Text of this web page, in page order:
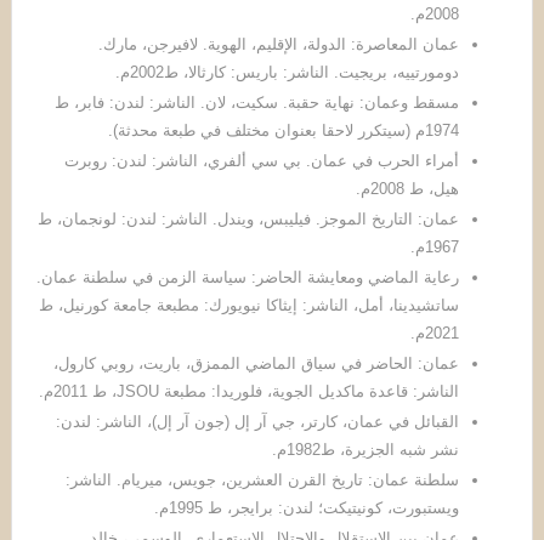
2008م.
عمان المعاصرة: الدولة، الإقليم، الهوية. لافيرجن، مارك.
دومورتييه، بريجيت. الناشر: باريس: كارثالا، ط2002م.
مسقط وعمان: نهاية حقبة. سكيت، لان. الناشر: لندن: فابر، ط
1974م (سيتكرر لاحقا بعنوان مختلف في طبعة محدثة).
أمراء الحرب في عمان. بي سي ألفري، الناشر: لندن: روبرت
هيل، ط 2008م.
عمان: التاريخ الموجز. فيليبس، ويندل. الناشر: لندن: لونجمان، ط
1967م.
رعاية الماضي ومعايشة الحاضر: سياسة الزمن في سلطنة عمان.
ساتشيدينا، أمل، الناشر: إيثاكا نيويورك: مطبعة جامعة كورنيل، ط
2021م.
عمان: الحاضر في سياق الماضي الممزق، باريت، روبي كارول،
الناشر: قاعدة ماكديل الجوية، فلوريدا: مطبعة JSOU، ط 2011م.
القبائل في عمان، كارتر، جي آر إل (جون آر إل)، الناشر: لندن:
نشر شبه الجزيرة، ط1982م.
سلطنة عمان: تاريخ القرن العشرين، جويس، ميريام. الناشر:
ويستبورت، كونيتيكت؛ لندن: برايجر، ط 1995م.